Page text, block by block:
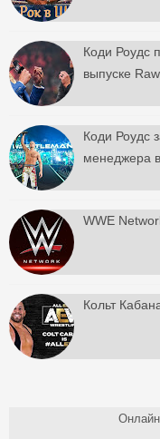
Коди Роудс
выпуске Raw
Коди Роудс
менеджера
WWE
Кольт